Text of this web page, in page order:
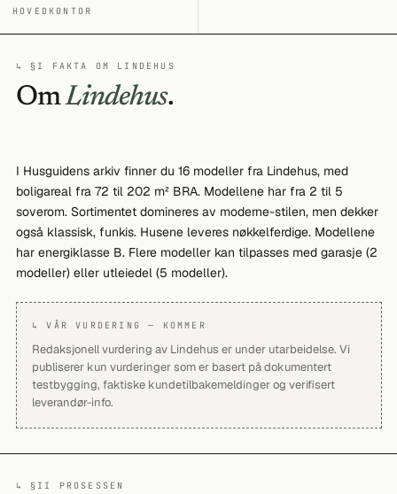
HOVEDKONTOR
↳ §I FAKTA OM LINDEHUS
OmLindehus.
I Husguidens arkiv finner du 16 modeller fra Lindehus, med
boligareal fra 72 til 202 m² BRA. Modellene har fra 2 til 5
soverom. Sortimentet domineres av moderne-stilen, men dekker
også klassisk, funkis. Husene leveres nøkkelferdige. Modellene
har energiklasse B. Flere modeller kan tilpasses med garasje (2
modeller) eller utleiedel (5 modeller).
↳ VÅR VURDERING — KOMMER
Redaksjonell vurdering av Lindehus er under utarbeidelse. Vi
publiserer kun vurderinger som er basert på dokumentert
testbygging, faktiske kundetilbakemeldinger og verifisert
leverandør-info.
↳ §II PROSESSEN